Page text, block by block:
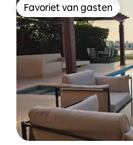
Favoriet van gasten
Favoriet van gasten